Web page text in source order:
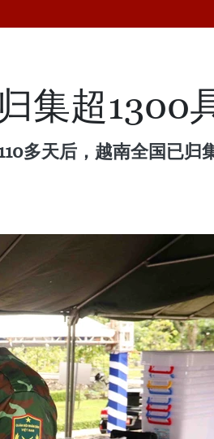
集超1300
多天后，越南全国已